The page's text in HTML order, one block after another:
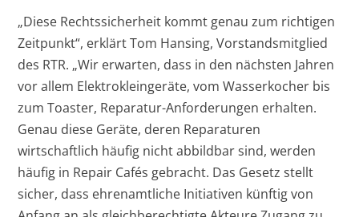
„Diese Rechtssicherheit kommt genau zum richtigen
Zeitpunkt“, erklärt Tom Hansing, Vorstandsmitglied
des RTR. „Wir erwarten, dass in den nächsten Jahren
vor allem Elektrokleingeräte, vom Wasserkocher bis
zum Toaster, Reparatur-Anforderungen erhalten.
Genau diese Geräte, deren Reparaturen
wirtschaftlich häufig nicht abbildbar sind, werden
häufig in Repair Cafés gebracht. Das Gesetz stellt
sicher, dass ehrenamtliche Initiativen künftig von